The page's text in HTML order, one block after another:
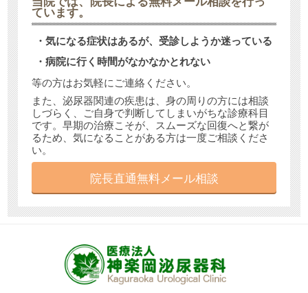
ています。
・気になる症状はあるが、受診しようか迷っている
・病院に行く時間がなかなかとれない
等の方はお気軽にご連絡ください。
また、泌尿器関連の疾患は、身の周りの方には相談
しづらく、ご自身で判断してしまいがちな診療科目
です。早期の治療こそが、スムーズな回復へと繋が
るため、気になることがある方は一度ご相談くださ
い。
院長直通無料メール相談